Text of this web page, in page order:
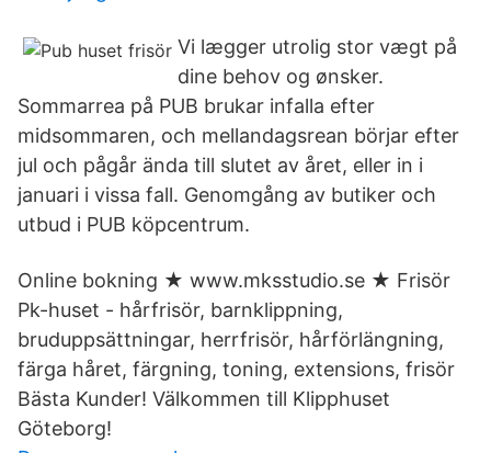
Vi lægger utrolig stor vægt på
dine behov og ønsker.
Sommarrea på PUB brukar infalla efter
midsommaren, och mellandagsrean börjar efter
jul och pågår ända till slutet av året, eller in i
januari i vissa fall. Genomgång av butiker och
utbud i PUB köpcentrum.
Online bokning ★ www.mksstudio.se ★ Frisör
Pk-huset - hårfrisör, barnklippning,
bruduppsättningar, herrfrisör, hårförlängning,
färga håret, färgning, toning, extensions, frisör
Bästa Kunder! Välkommen till Klipphuset
Göteborg!